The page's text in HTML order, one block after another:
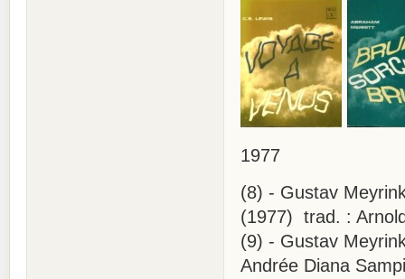
1977
(8) - Gustav
(1977) trad. :
(9) - Gustav
Andrée Diana